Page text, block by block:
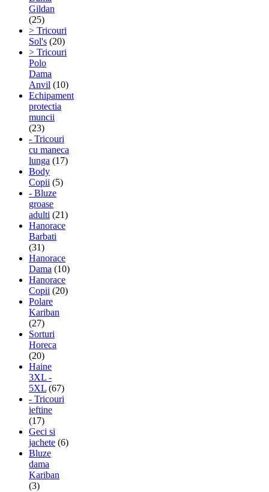
Gildan
(25)
> Tricouri
Sol's (20)
> Tricouri
Polo
Dama
Anvil (10)
Echipament
protectia
muncii
(23)
- Tricouri
cu maneca
lunga (17)
Body
Copii (5)
- Bluze
groase
adulti (21)
Hanorace
Barbati
(31)
Hanorace
Dama (10)
Hanorace
Copii (20)
Polare
Kariban
(27)
Sorturi
Horeca
(20)
Haine
3XL -
5XL (67)
- Tricouri
ieftine
(17)
Geci si
jachete (6)
Bluze
dama
Kariban
(3)